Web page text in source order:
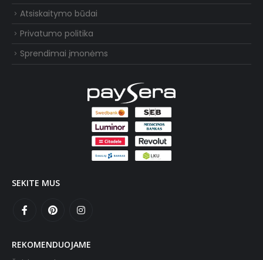
Atsiskaitymo būdai
Privatumo politika
Sprendimai įmonėms
SEKITE MUS
REKOMENDUOJAME